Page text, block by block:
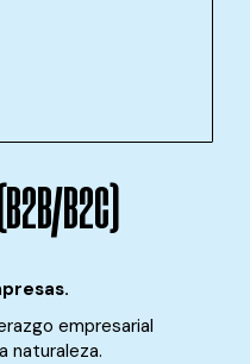
(B2B/B2C)
empresarial
naturaleza.